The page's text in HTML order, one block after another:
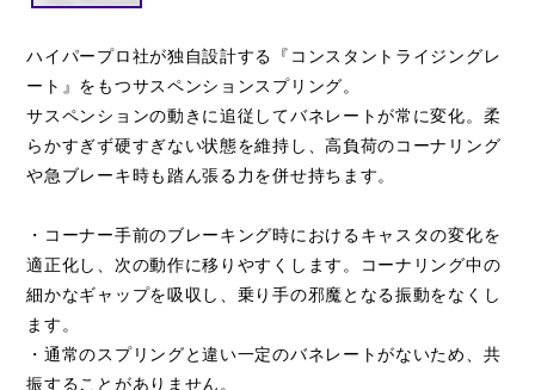
ハイパープロ社が独自設計する『コンスタントライジングレ
ート』をもつサスペンションスプリング。
サスペンションの動きに追従してバネレートが常に変化。柔
らかすぎず硬すぎない状態を維持し、高負荷のコーナリング
や急ブレーキ時も踏ん張る力を併せ持ちます。
・コーナー手前のブレーキング時におけるキャスタの変化を
適正化し、次の動作に移りやすくします。コーナリング中の
細かなギャップを吸収し、乗り手の邪魔となる振動をなくし
ます。
・通常のスプリングと違い一定のバネレートがないため、共
振することがありません。